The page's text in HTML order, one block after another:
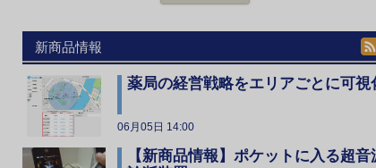
新商品情報
薬局の経営戦略をエリアごとに可視
06月05日 14:00
【新商品情報】ポケットに入る超音